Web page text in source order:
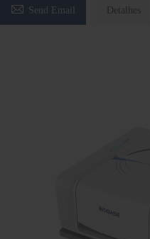
 Send Email Detalhes